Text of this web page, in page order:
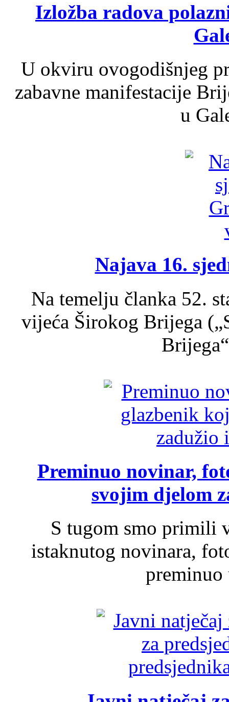
Izložba radova
U okviru ovogodišnjeg
zabavne manifestacije
u
Najava 16.
Na temelju članka 52.
vijeća Širokog Brijega
Preminuo novinar,
svojim djelom
S tugom smo primili
istaknutog novinara,